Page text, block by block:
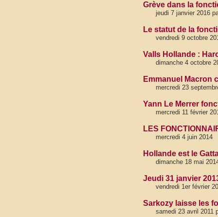
Grève dans la
jeudi 7 janvier 2016
Le statut de la
vendredi 9 octobre
Valls Hollande :
dimanche 4 octobre
Emmanuel Macron
mercredi 23
Yann Le Merrer
mercredi 11 février
LES
mercredi 4 juin 2014
Hollande est le
dimanche 18 mai
Jeudi 31 janvier
vendredi 1er février
Sarkozy laisse les
samedi 23 avril 2011